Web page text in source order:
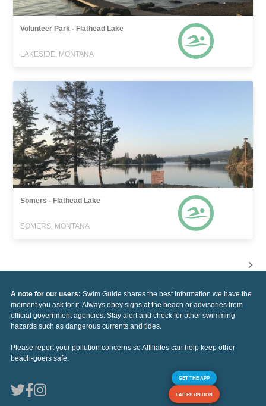
Volunteer Park - Flathead Lake
LAKESIDE, MONTANA
Somers - Flathead Lake
SOMERS, MONTANA
A note for our users: Swim Guide shares the best information we have the
moment you ask for it. Always obey signs at the beach or advisories from
official government agencies. Stay alert and check for other swimming
hazards such as dangerous currents and tides.
Please report your pollution concerns so Affiliates can help keep other
beach-goers safe.
GET THE APP
FAITES UN DON